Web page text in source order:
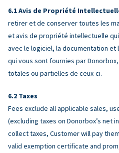
Avis de Propriété
retirer et de conserver toutes les
et avis de propriété intellectuelle
avec le logiciel, la documentation
qui vous sont fournies par
totales ou partielles de ceux-ci.
Taxes
Fees exclude all applicable sales,
(excluding taxes on Donorbox’s net
collect taxes, Customer will pay
valid exemption certificate and